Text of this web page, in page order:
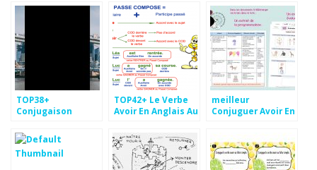
Interrogative
Aperçu
Anglais Fond
d'écran
TOP38+
Conjugaison
Pics
TOP42+ Le Verbe
Avoir En Anglais Au
d'écran
meilleur
Conjuguer Avoir En